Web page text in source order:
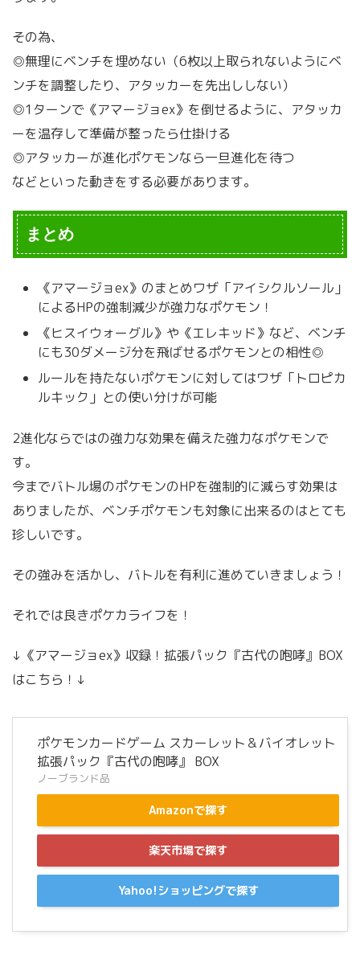
その為、
◎無理にベンチを埋めない（6枚以上取られないようにベ
ンチを調整したり、アタッカーを先出ししない）
◎1ターンで《アマージョex》を倒せるように、アタッカ
ーを温存して準備が整ったら仕掛ける
◎アタッカーが進化ポケモンなら一旦進化を待つ
などといった動きをする必要があります。
まとめ
《アマージョex》のまとめワザ「アイシクルソール」
によるHPの強制減少が強力なポケモン！
《ヒスイウォーグル》や《エレキッド》など、ベンチ
にも30ダメージ分を飛ばせるポケモンとの相性◎
ルールを持たないポケモンに対してはワザ「トロピカ
ルキック」との使い分けが可能
2進化ならではの強力な効果を備えた強力なポケモンで
す。
今までバトル場のポケモンのHPを強制的に減らす効果は
ありましたが、ベンチポケモンも対象に出来るのはとても
珍しいです。
その強みを活かし、バトルを有利に進めていきましょう！
それでは良きポケカライフを！
↓《アマージョex》収録！拡張パック『古代の咆哮』BOX
はこちら！↓
ポケモンカードゲーム スカーレット＆バイオレット
拡張パック『古代の咆哮』 BOX
ノーブランド品
Amazonで探す
楽天市場で探す
Yahoo!ショッピングで探す